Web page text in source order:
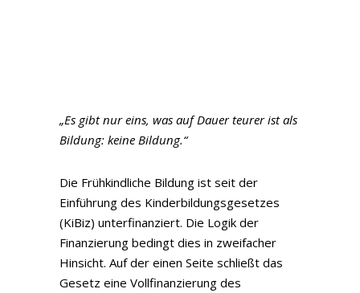
„Es gibt nur eins, was auf Dauer teurer ist als
Bildung: keine Bildung.“
Die Frühkindliche Bildung ist seit der
Einführung des Kinderbildungsgesetzes
(KiBiz) unterfinanziert. Die Logik der
Finanzierung bedingt dies in zweifacher
Hinsicht. Auf der einen Seite schließt das
Gesetz eine Vollfinanzierung des